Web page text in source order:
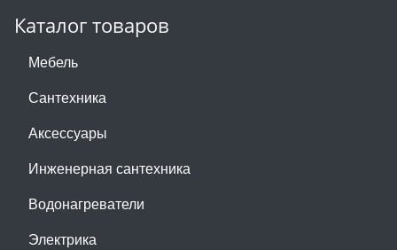
Каталог товаров
Мебель
Сантехника
Аксессуары
Инженерная сантехника
Водонагреватели
Электрика